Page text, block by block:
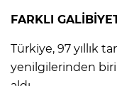
FARKLI
Türkiye, 97 yıllık
yenilgilerinden